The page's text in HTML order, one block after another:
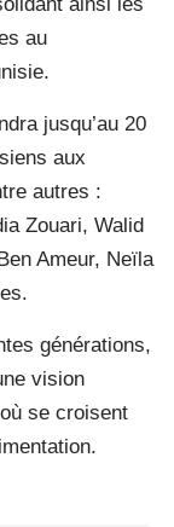
au
jusqu’au 20
aux
autres :
Zouari, Walid
Ameur, Neïla
générations,
vision
se croisent